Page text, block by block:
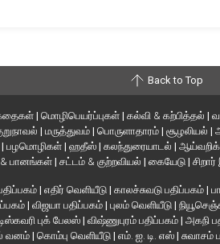
Back to Top
| மொழிபெயர்ப்புகள் | கல்வி & கற்பித்தல் |
| மருத்துவம் | பொருளாதாரம் | சூழலியல் |
| பழமொழிகள் | ஹதீஸ் | கலந்துரையாடல் |
பானங்கள் | சட்டம் & குற்றவியல் | கையேடு |
| எதிர் வெளியீடு | காலச்சுவடு பதிப்பகம் |
| விஜயா பதிப்பகம் | புலம் வெளியீடு |
புக் பேலஸ் | விஷ்ணுபுரம் பதிப்பகம் | அகநி
வனம் | கொம்பு வெளியீடு | எம். ஐ. டி. எஸ் | சுவாசம்